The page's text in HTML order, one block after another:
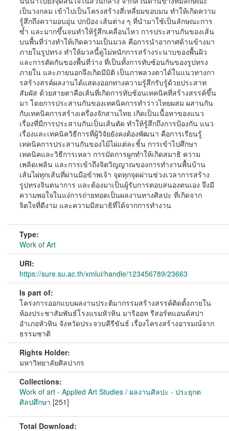
เป็นวงกลม เข้าไปเป็นโครงสร้างสี่เหลี่ยมขอบมน ทำให้เกิดความ
รู้สึกถึงความอบอุ่น ปกป้อง เส้นต่าง ๆ ที่นำมาใช้เป็นลักษณะการ
ซ้ำ และมากขึ้นจนทำให้รู้สึกเคลื่อนไหว การประสานกันของเส้น
บนพื้นที่ว่างทำให้เกิดความเป็นมวล คือการนำอากาศด้านข้างมา
ภายในรูปทรง ทำให้มวลนี้ดูไม่หนักการสร้างระนาบของพื้นผิว
และการตัดกันของพื้นที่ว่าง ที่เป็นทั้งการทับซ้อนกันของรูปทรง
ภายใน และภายนอกจึงเกิดมีมิติ เป็นภาพลวงตาได้ในแนวทางกา
รสร้างสรค์ผลงานได้แสดงออกทางความรู้สึกรับรู้ด้วยประสาท
สัมผัส ด้วยสายตาคือเส้นที่เกิดการทับช้อนเทคนิคที่สร้างสรรค์ขึ้น
มา โดยการประสานกันของเทคนิคการทำว่าวไทยผสม ผสานกัน
กับเทคนิคการสร้างเครื่องจักสานไทย เกิดเป็นเนื้อหาของแนว
เรื่องที่มีการประสานกันเป็นเส้นตัด ทำให้รู้สึกถึงการป้องกัน แนว
เรื่องและเทคนิควิธีการที่ผู้วิจัยยังคงต้องพัฒนา คือการเรียนรู้
เทคนิคการประสานกันของไม้ไผ่แต่ละชิ้น การเข้าไปศึกษา
เทคนิคและวิธีการเหลา การมัดการผูกทำให้เกิดสมาธิ ความ
เพลิดเพลิน และการเข้าถึงจิตวิญญาณของการทำงานพื้นบ้าน
เส้นไผ่ทุกเส้นที่ผ่านมือข้าพเจ้า จุดทุกจุดผ่านช่วงเวลาการสร้าง
รูปทรงจินตนาการ และต้องมาเป็นผู้รับการตอบสนองตนเอง จึงมี
ความพอใจในแง่การถ่ายทอดเป็นผลงานทางศิลปะ ที่เกิดจาก
จิตใจที่ดีงาม และความมีสมาธิที่ได้จากการทำงาน
Type:
Work of Art
URI:
https://sure.su.ac.th/xmlui/handle/123456789/23663
Is part of:
โครงการออกแบบผลงานประติมากรรมสร้างสรรค์ติดตั้งภายใน
ห้องประชาสัมพันธ์โรงแรมหัวหิน มาริออท รีสอร์ทแอนด์สปา
อำเภอหัวหิน จังหวัดประจวบคีรีขันธ์ เรื่องโครงสร้างอารมณ์จาก
ธรรมชาติ
Rights Holder:
มหาวิทยาลัยศิลปากร
Collections:
Work of art - Applied Art Studies / ผลงานศิลปะ - ประยุกต
ศิลปศึกษา [251]
Total Download: